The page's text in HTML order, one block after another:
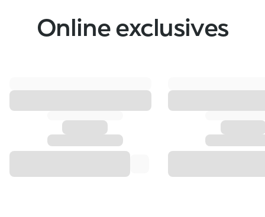
Online exclusives